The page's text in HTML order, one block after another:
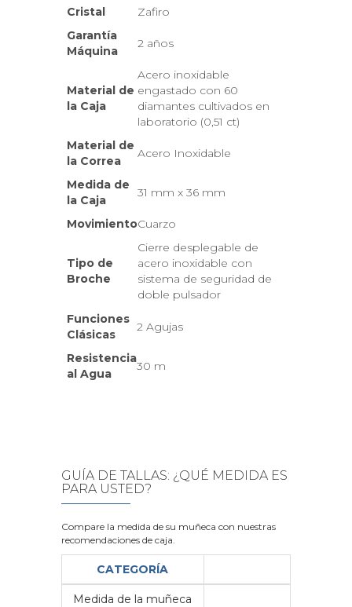
Cristal
Zafiro
Garantía
Máquina
2 años
Material de
la Caja
Acero inoxidable
engastado con 60
diamantes cultivados en
laboratorio (0,51 ct)
Material de
la Correa
Acero Inoxidable
Medida de
la Caja
31 mm x 36 mm
MovimientoCuarzo
Tipo de
Broche
Cierre desplegable de
acero inoxidable con
sistema de seguridad de
doble pulsador
Funciones
Clásicas
2 Agujas
Resistencia
al Agua
30 m
GUÍA DE TALLAS: ¿QUÉ MEDIDA ES
PARA USTED?
Compare la medida de su muñeca con nuestras
recomendaciones de caja.
CATEGORÍA
Medida de la muñeca